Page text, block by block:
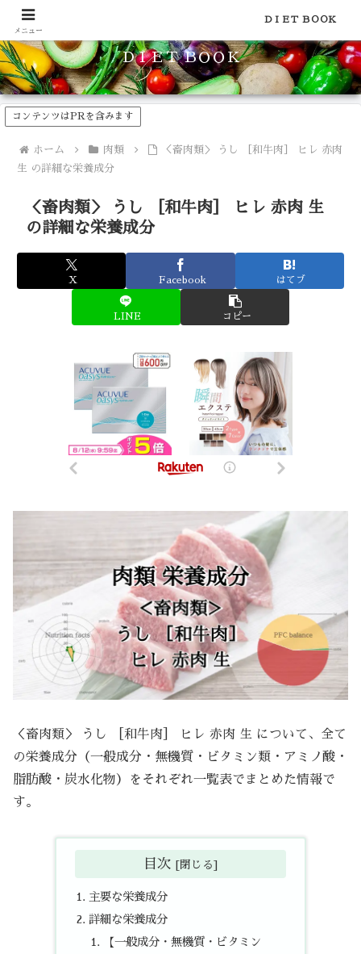
食品のカロリーや糖質などの栄養素がわかる！健康やダイエットに
ＤＩＥＴ ＢＯＯＫ
コンテンツはPRを含みます
ホーム 肉類
＜畜肉類＞ うし ［和牛肉］ ヒレ 赤肉
生 の詳細な栄養成分
＜畜肉類＞ うし ［和牛肉］ ヒレ 赤肉 生
の詳細な栄養成分
X Facebook はてブ
LINE コピー
＜畜肉類＞ うし ［和牛肉］ ヒレ 赤肉 生 について、全て
の栄養成分（一般成分・無機質・ビタミン類・アミノ酸・
脂肪酸・炭水化物）をそれぞれ一覧表でまとめた情報で
す。
目次
主要な栄養成分
詳細な栄養成分
【一般成分・無機質・ビタミン
メニュー
ＤＩＥＴ ＢＯＯＫ